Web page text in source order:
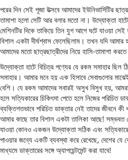
পরের দিন সেই পূজা উত্সবে আমাদের ইউনিভার্সিটির
তামাশা হলো সেটি আর বলার মতো না। উদ্যোক্তা
মেশিনটির দিকে তাকিয়ে তিন যুগ আগে ঘটে যাওয়া
বিশাল একটা দীর্ঘশ্বাস ফেলেছিলাম। তখন যদি
আমাদের মতো ছাত্রছাত্রীদের নিয়ে হাসি-তামাশা
উদ্যোক্তা হাটে বিচিত্র পণ্যের যে রকম সমাহার ছিল
সমাহার। আমার মনে হয় এক হিসাবে সেবাগুলোর
বেশি। যে রকম আমাদের সবারই অসুখ বিসুখ হয়,
হলে সত্যিকারের চিকিৎসা পেতে হলে নিজের পরিচিত
ব্যক্তিগতভাবে পরিচিত ডাক্তার নেই তাদের জীবনে
আমার কাছে তার বিশাল একটা তালিকা আছে! সম্ভবত
যাওয়া কোনও একজন উদ্যোক্তা সঠিক এবং সত্যিকারের
পাওয়ার জন্যে একটি ব্যবস্থা করে রেখেছে, দেশের যে
মাধ্যমে ডাক্তারের সঙ্গে অ্যাপয়েন্টমেন্ট করা যাবে!